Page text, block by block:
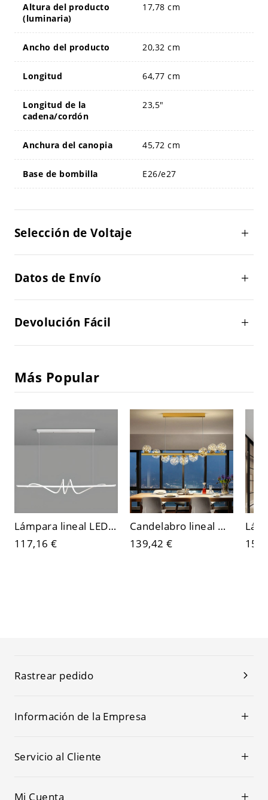
Altura del producto
(luminaria)
17,78 cm
Ancho del producto 20,32 cm
Longitud 64,77 cm
Longitud de la
cadena/cordón
23,5"
Anchura del canopia 45,72 cm
Base de bombilla E26/e27
Selección de Voltaje
Datos de Envío
Devolución Fácil
Más Popular
Lámpara lineal LED contemporánea para isla, lámpara colgante tipo candelabro ondulada escultural con difusor de silicona, altura ajustable para cocina y comedor
117,16 €
Candelabro lineal moderno dorado para isla, lámpara colgante LED con globos de vidrio, luminaria ajustable para comedor
139,42 €
Rastrear pedido
Información de la Empresa
Servicio al Cliente
Mi Cuenta